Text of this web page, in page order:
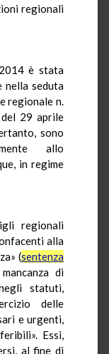
regionali
è stata
nella seduta
regionale n.
29 aprile
sono
allo
in regime
regionali
alla
(sentenza
di
statuti,
delle
e urgenti,
Essi,
al fine di